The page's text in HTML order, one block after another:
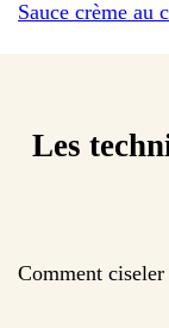
Sauce crème au
Les
Comment